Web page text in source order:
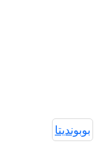
بوبونديتا